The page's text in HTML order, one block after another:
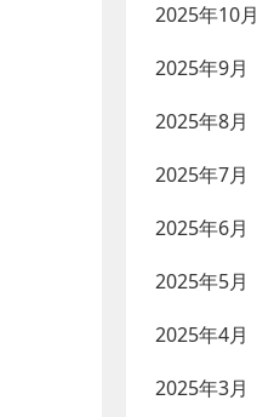
2025年10月
2025年9月
2025年8月
2025年7月
2025年6月
2025年5月
2025年4月
2025年3月